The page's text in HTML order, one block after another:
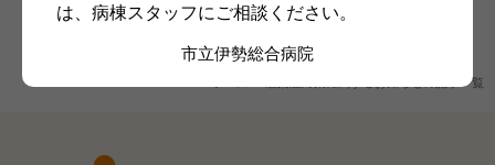
は、病棟スタッフにご相談ください。
市立伊勢総合病院
感染症対策に関するお知らせの記事一覧